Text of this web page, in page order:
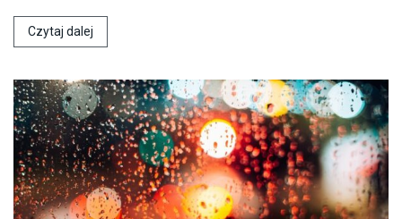
Czytaj dalej